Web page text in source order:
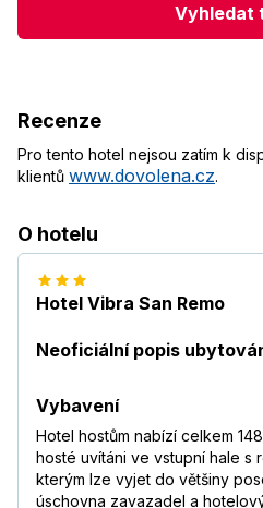
Vyhledat
Recenze
Pro tento hotel nejsou zatím k
klientů www.dovolena.cz.
O hotelu
Hotel Vibra San Remo
Neoficiální popis
Vybavení
Hotel hostům nabízí celkem
hosté uvítáni ve vstupní hale s
kterým lze vyjet do většiny
úschovna zavazadel a